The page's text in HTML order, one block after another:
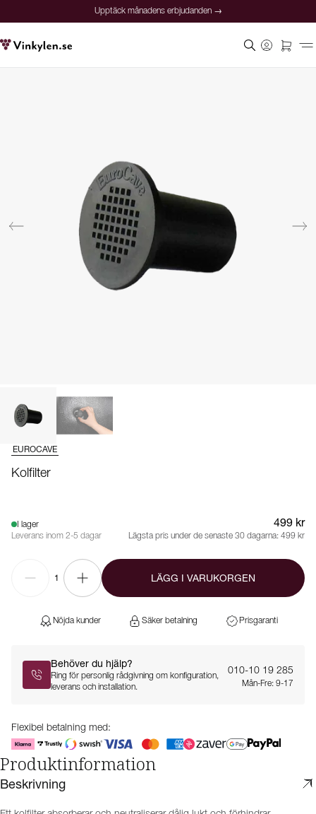
Upptäck månadens erbjudanden →
EUROCAVE
Kolfilter
I lager
Leverans inom 2-5 dagar
499 kr
Lägsta pris under de senaste 30 dagarna: 499 kr
1 LÄGG I VARUKORGEN
Nöjda kunder Säker betalning Prisgaranti
Behöver du hjälp?
Ring för personlig rådgivning om konfiguration,
leverans och installation.
010-10 19 285
Mån-Fre: 9-17
Flexibel betalning med:
Produktinformation
Beskrivning